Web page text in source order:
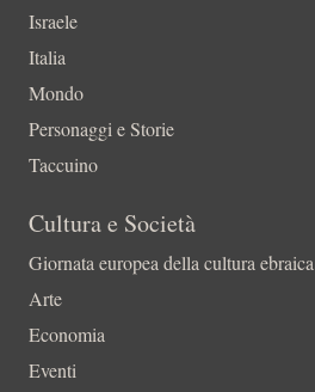
Israele
Italia
Mondo
Personaggi e Storie
Taccuino
Cultura e Società
Giornata europea della cultura ebraica
Arte
Economia
Eventi